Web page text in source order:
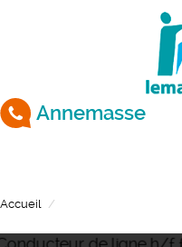
Annemasse
Accueil